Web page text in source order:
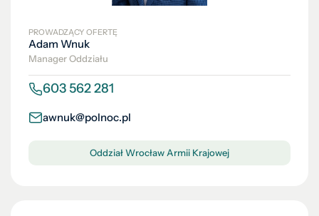
PROWADZĄCY OFERTĘ
Adam Wnuk
Manager Oddziału
603 562 281
awnuk@polnoc.pl
Oddział Wrocław Armii Krajowej